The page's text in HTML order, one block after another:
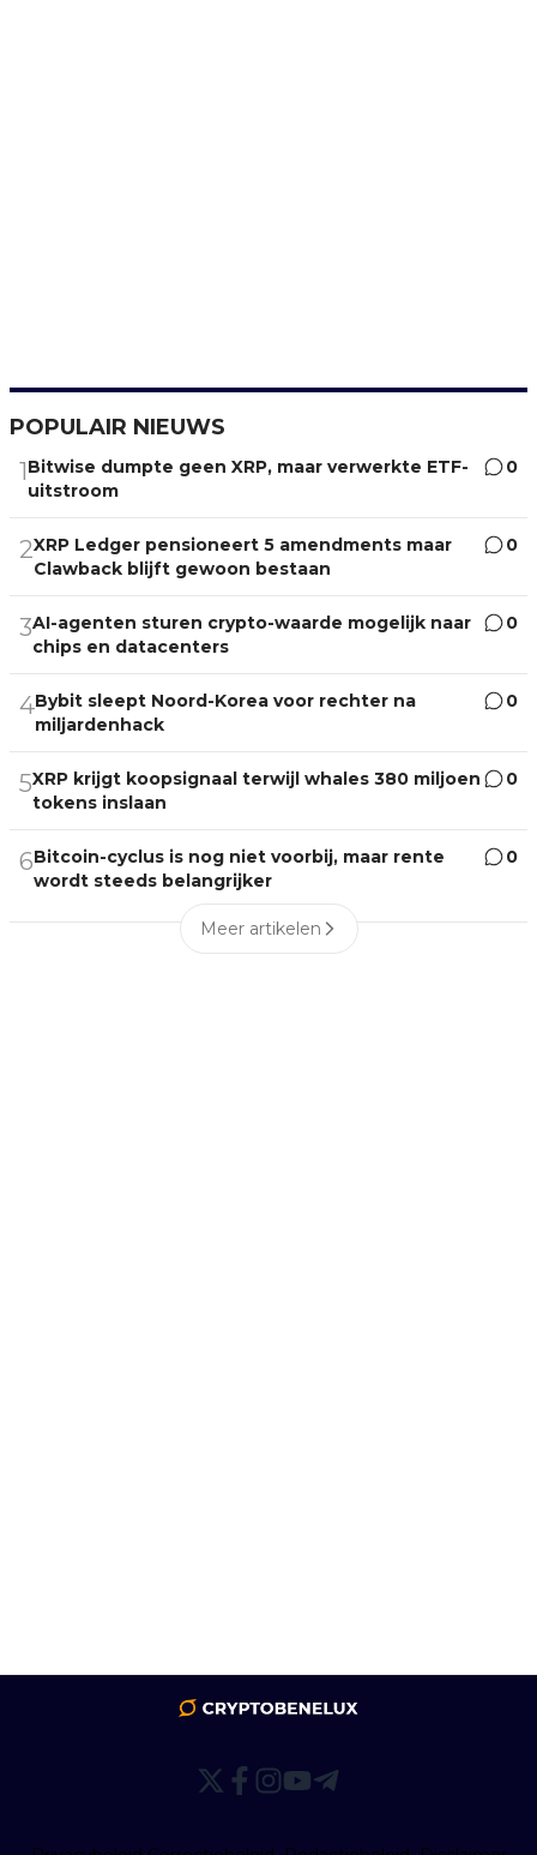
POPULAIR NIEUWS
1Bitwise dumpte geen XRP, maar verwerkte ETF-
uitstroom
0
2XRP Ledger pensioneert 5 amendments maar
Clawback blijft gewoon bestaan
0
3AI-agenten sturen crypto-waarde mogelijk naar
chips en datacenters
0
4Bybit sleept Noord-Korea voor rechter na
miljardenhack
0
5XRP krijgt koopsignaal terwijl whales 380 miljoen
tokens inslaan
0
6Bitcoin-cyclus is nog niet voorbij, maar rente
wordt steeds belangrijker
0
Meer artikelen